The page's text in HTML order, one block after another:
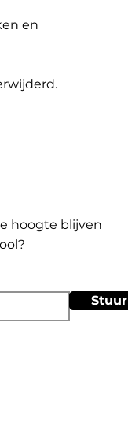
en
hoogte blijven
Stuur